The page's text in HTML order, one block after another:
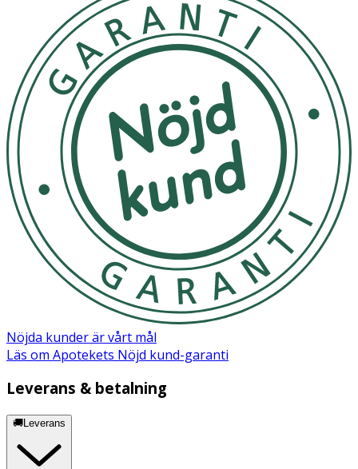
Nöjda kunder är vårt mål
Läs om Apotekets Nöjd kund-garanti
Leverans & betalning
🚚Leverans